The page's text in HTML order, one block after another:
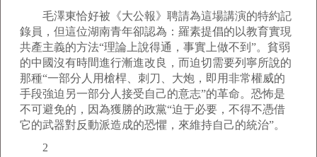
毛澤東恰好被《大公報》聘請為這場講演的特約記
錄員，但這位湖南青年卻認為：羅素提倡的以教育實現
共產主義的方法“理論上說得通，事實上做不到”。貧弱
的中國沒有時間進行漸進改良，而迫切需要列寧所說的
那種“一部分人用槍桿、刺刀、大炮，即用非常權威的
手段強迫另一部分人接受自己的意志”的革命。恐怖是
不可避免的，因為獲勝的政黨“迫于必要，不得不憑借
它的武器對反動派造成的恐懼，來維持自己的統治”。
2